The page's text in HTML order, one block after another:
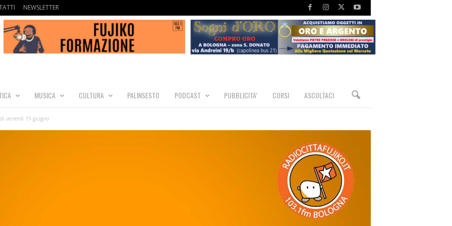
NEWSLETTER
MUSICA CULTURA PALINSESTO PODCAST PUBBLICITA’ CORSI ASCOLTACI
venerdì 19 giugno